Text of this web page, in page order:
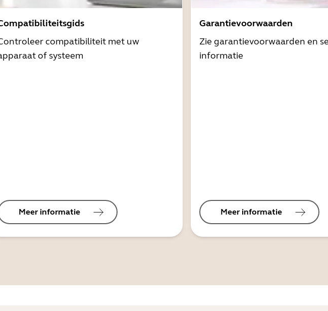
compatibiliteit met uw
of systeem
Meer informatie
Garantievoorwaarden
Zie garantievoorwaarden en
informatie
Meer informatie